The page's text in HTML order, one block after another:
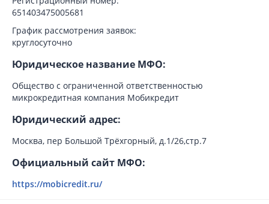
651403475005681
График рассмотрения заявок:
круглосуточно
Юридическое название МФО:
Общество с ограниченной ответственностью
микрокредитная компания Мобикредит
Юридический адрес:
Москва, пер Большой Трёхгорный, д.1/26,стр.7
Официальный сайт МФО:
https://mobicredit.ru/